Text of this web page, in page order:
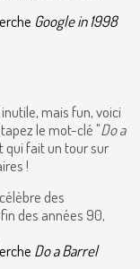
Google in 1998
mais fun, voici
le mot-clé "Do a
qui fait un tour sur
!
des
des années 90,
Do a Barrel